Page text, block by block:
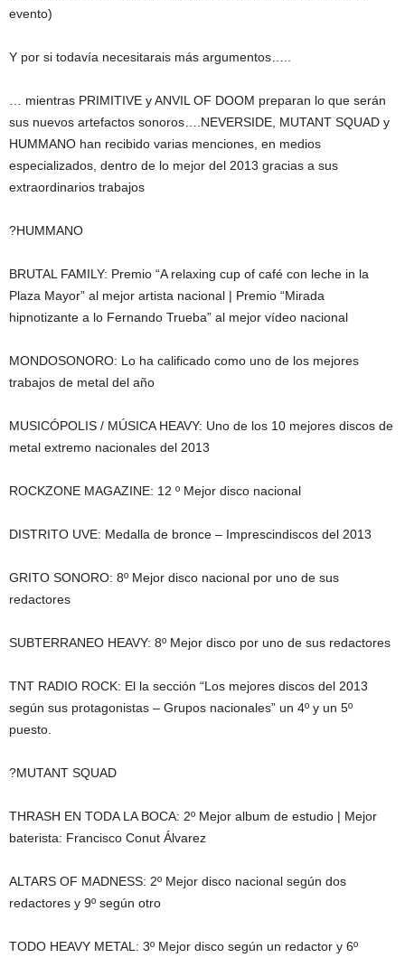
evento)
Y por si todavía necesitarais más argumentos…..
… mientras PRIMITIVE y ANVIL OF DOOM preparan lo que serán
sus nuevos artefactos sonoros….NEVERSIDE, MUTANT SQUAD y
HUMMANO han recibido varias menciones, en medios
especializados, dentro de lo mejor del 2013 gracias a sus
extraordinarios trabajos
?HUMMANO
BRUTAL FAMILY: Premio “A relaxing cup of café con leche in la
Plaza Mayor” al mejor artista nacional | Premio “Mirada
hipnotizante a lo Fernando Trueba” al mejor vídeo nacional
MONDOSONORO: Lo ha calificado como uno de los mejores
trabajos de metal del año
MUSICÓPOLIS / MÚSICA HEAVY: Uno de los 10 mejores discos de
metal extremo nacionales del 2013
ROCKZONE MAGAZINE: 12 º Mejor disco nacional
DISTRITO UVE: Medalla de bronce – Imprescindiscos del 2013
GRITO SONORO: 8º Mejor disco nacional por uno de sus
redactores
SUBTERRANEO HEAVY: 8º Mejor disco por uno de sus redactores
TNT RADIO ROCK: El la sección “Los mejores discos del 2013
según sus protagonistas – Grupos nacionales” un 4º y un 5º
puesto.
?MUTANT SQUAD
THRASH EN TODA LA BOCA: 2º Mejor album de estudio | Mejor
baterista: Francisco Conut Álvarez
ALTARS OF MADNESS: 2º Mejor disco nacional según dos
redactores y 9º según otro
TODO HEAVY METAL: 3º Mejor disco según un redactor y 6º